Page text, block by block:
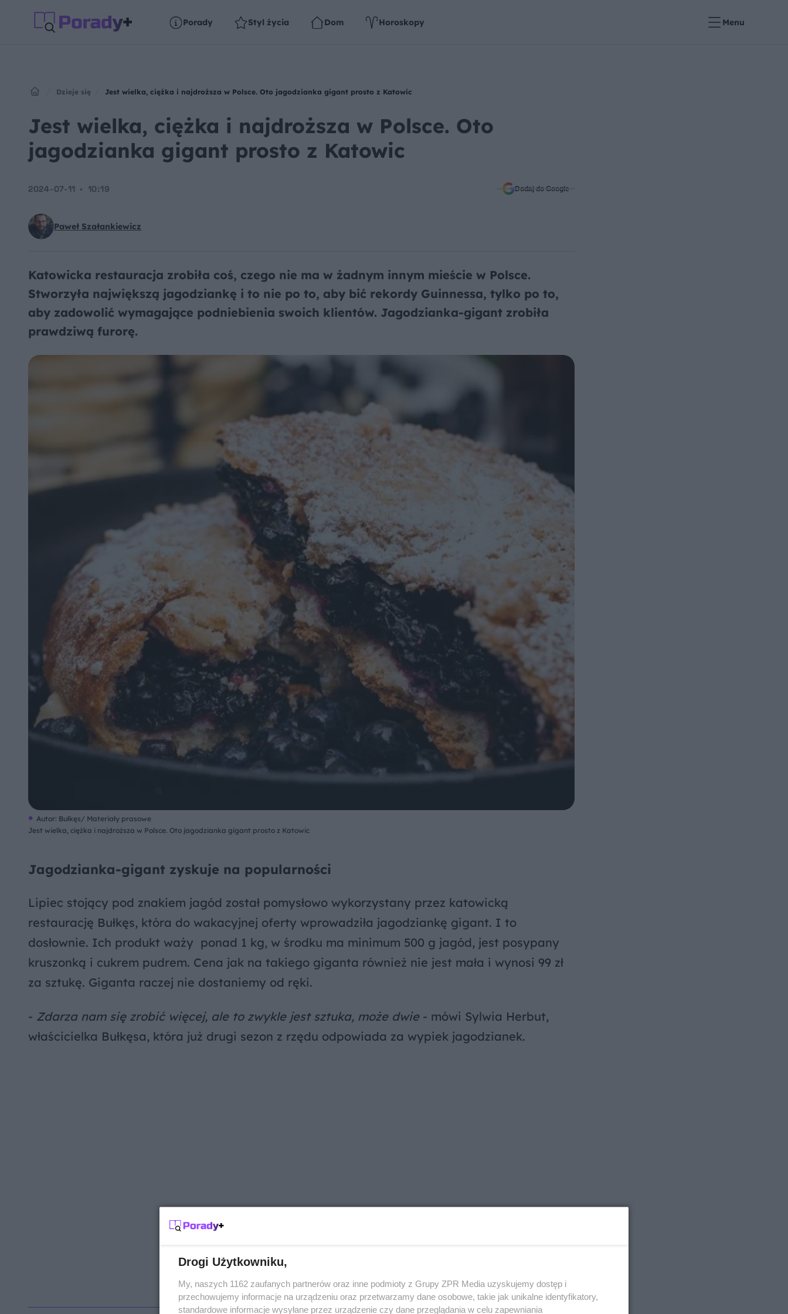
Porady Styl życia Dom Horoskopy Menu
Dzieje się Jest wielka, ciężka i najdroższa w Polsce. Oto jagodzianka gigant prosto z Katowic
Jest wielka, ciężka i najdroższa w Polsce. Oto
jagodzianka gigant prosto z Katowic
Paweł Szałankiewicz
2024-07-11 10:19 Dodaj do Google
Katowicka restauracja zrobiła coś, czego nie ma w żadnym innym mieście w Polsce.
Stworzyła największą jagodziankę i to nie po to, aby bić rekordy Guinnessa, tylko po to,
aby zadowolić wymagające podniebienia swoich klientów. Jagodzianka-gigant zrobiła
prawdziwą furorę.
Autor: Bułkęs/ Materiały prasowe
Jest wielka, ciężka i najdroższa w Polsce. Oto jagodzianka gigant prosto z Katowic
Jagodzianka-gigant zyskuje na popularności
Lipiec stojący pod znakiem jagód został pomysłowo wykorzystany przez katowicką
restaurację Bułkęs, która do wakacyjnej oferty wprowadziła jagodziankę gigant. I to
dosłownie. Ich produkt waży ponad 1 kg, w środku ma minimum 500 g jagód, jest posypany
kruszonką i cukrem pudrem. Cena jak na takiego giganta również nie jest mała i wynosi 99 zł
za sztukę. Giganta raczej nie dostaniemy od ręki.
- Zdarza nam się zrobić więcej, ale to zwykle jest sztuka, może dwie- mówi Sylwia Herbut,
właścicielka Bułkęsa, która już drugi sezon z rzędu odpowiada za wypiek jagodzianek.
Drogi Użytkowniku,
My, naszych 1162 zaufanych partnerów oraz inne podmioty z Grupy ZPR Media uzyskujemy dostęp i
przechowujemy informacje na urządzeniu oraz przetwarzamy dane osobowe, takie jak unikalne identyfikatory,
standardowe informacje wysyłane przez urządzenie czy dane przeglądania w celu zapewniania